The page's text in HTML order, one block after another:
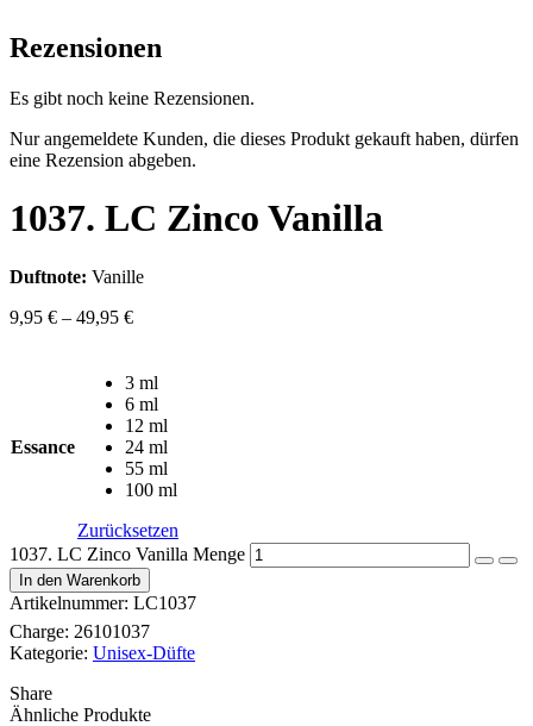
Rezensionen
Es gibt noch keine Rezensionen.
Nur angemeldete Kunden, die dieses Produkt gekauft haben, dürfen
eine Rezension abgeben.
1037. LC Zinco Vanilla
Duftnote: Vanille
9,95 € – 49,95 €
Essance
3 ml
6 ml
12 ml
24 ml
55 ml
100 ml
Zurücksetzen
1037. LC Zinco Vanilla Menge
In den Warenkorb
Artikelnummer: LC1037
Charge: 26101037
Kategorie: Unisex-Düfte
Share
Ähnliche Produkte